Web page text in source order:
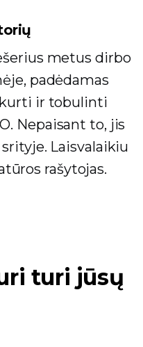
metus dirbo
padėdamas
ir tobulinti
Nepaisant to, jis
Laisvalaikiu
rašytojas.
turi jūsų